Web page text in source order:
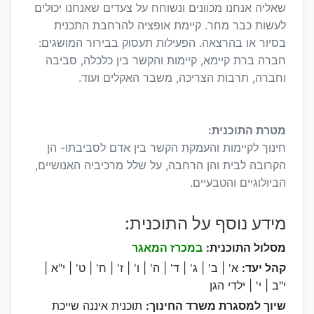
שאליה אנחנו מכוונים ונשוחח על צעדים שאנחנו יכולים
לעשות כבר מחר. קיימת אופציה להרחבת התכנית
בסיור או בהרצאה. הפעילות תעסוק בבירור המושגים:
חברה ברת קיימא, קיימות והקשר בין כלכלה, סביבה
וחברה, תרבות הצריכה, משבר האקלים ועוד.
מטרת התוכנית:
חינוך לקיימות והעמקת הקשר בין אדם לסביבתו- הן
הקרובה לבית והן הרחבה, על שלל מרכיביה האנושיים,
הביולוגיים והטבעיים.
מידע נוסף על התוכנית:
מסלול התוכנית: במכרז המאגר
קהל יעד: א' | ב' | ג' | ד' | ה' | ו' | ז' | ח' | ט' | י"א |
י"ב | י' | ילדי הגן
שיוך למסגרת משרד החינוך: תוכנית איננה שייכת